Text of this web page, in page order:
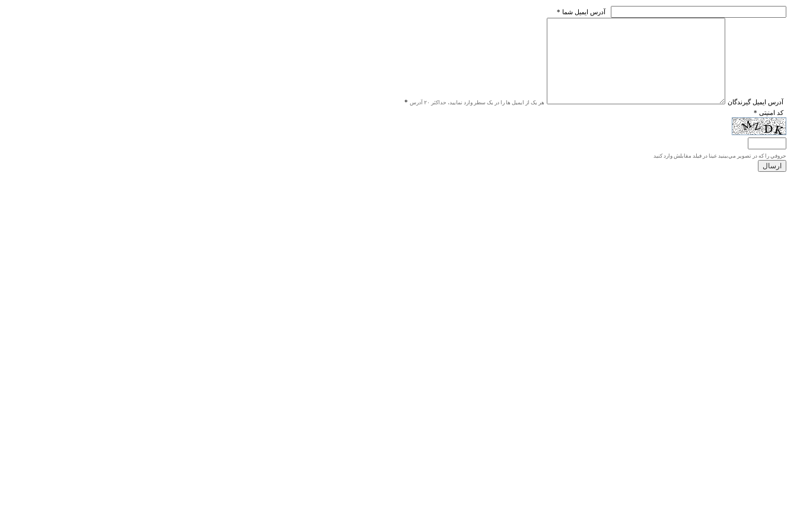
* آدرس ايميل شما
* آدرس ايميل گيرندگان هر یک از ایمیل ها را در یک سطر وارد نمایید، حداکثر ۲۰ آدرس
* کد امنیتی
حروفي را كه در تصوير مي‌بينيد عينا در فيلد مقابلش وارد كنيد